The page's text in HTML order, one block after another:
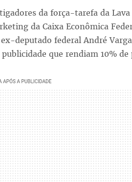
da força-tarefa da Lava
da Caixa Econômica
deputado federal André
que rendiam 10% de